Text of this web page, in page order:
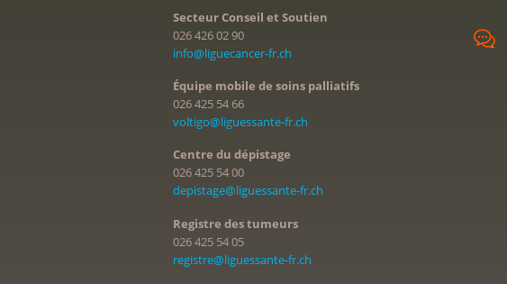
Secteur Conseil et Soutien
026 426 02 90
info@liguecancer-fr.ch
Équipe mobile de soins palliatifs
026 425 54 66
voltigo@liguessante-fr.ch
Centre du dépistage
026 425 54 00
depistage@liguessante-fr.ch
Registre des tumeurs
026 425 54 05
registre@liguessante-fr.ch